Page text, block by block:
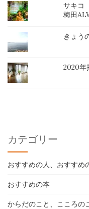
サキコ
梅田
きょう
2020年
カテゴリー
おすすめの人、おすすめ
おすすめの本
からだのこと、こころの